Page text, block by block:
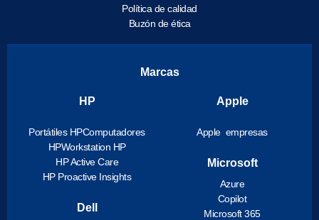
Política de calidad
Buzón de ética
Marcas
HP
Portátiles HPComputadores
HPWorkstation HP
HP Active Care
HP Proactive Insights
Dell
Apple
Apple empresas
Microsoft
Azure
Copilot
Microsoft 365